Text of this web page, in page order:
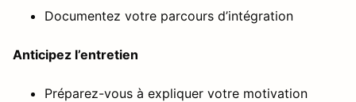
Documentez votre parcours d’intégration
Anticipez l’entretien
Préparez-vous à expliquer votre motivation